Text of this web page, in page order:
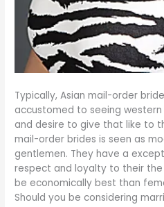
Typically, Asian mail-order
accustomed to seeing
and desire to give that like to
mail-order brides is seen as
gentlemen. They have a
respect and loyalty to their
be economically best than
Should you be considering